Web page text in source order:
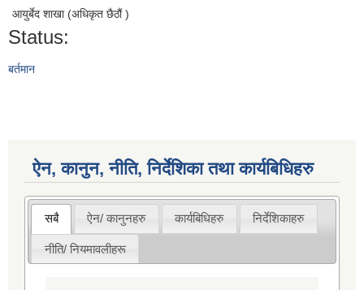
आयुर्बेद शाखा (अधिकृत छैठौं )
Status:
बर्तमान
ऐन, कानुन, नीति, निर्देशिका तथा कार्यबिधिहरु
सबै ऐन/ कानुनहरु कार्यबिधिहरु निर्देशिकाहरु
नीति/ नियमावलीहरू